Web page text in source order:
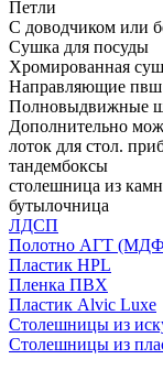
Петли
С доводчиком или
Сушка для посуды
Хромированная
Направляющие пвш
Полновыдвижные
Дополнительно
лоток для стол.
тандембоксы
столешница из
бутылочница
ЛДСП
Полотно АГТ
Пластик HPL
Пленка ПВХ
Пластик Alvic Luxe
Столешницы из
Столешницы из